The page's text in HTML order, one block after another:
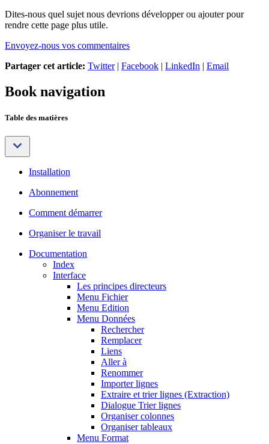
Dites-nous quel sujet nous devrions développer ou ajouter pour
rendre cette page plus utile.
Envoyez-nous vos commentaires
Partager cet article: Twitter| Facebook | LinkedIn | Email
Book navigation
Table des matières
Installation
Abonnement
Comment démarrer
Organiser le travail
Documentation
Index
Interface
Les principes directeurs
Menu Fichier
Menu Edition
Menu Données
Rechercher
Remplacer
Liens
Aller à
Renommer
Importer lignes
Extraire et trier lignes (Extraction)
Dialogue Trier lignes
Organiser colonnes
Organiser tableaux
Menu Format